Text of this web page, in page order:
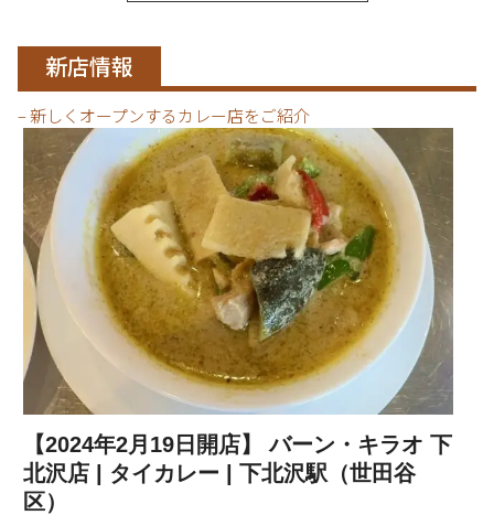
新店情報
– 新しくオープンするカレー店をご紹介
【2024年2月19日開店】 バーン・キラオ 下
北沢店 | タイカレー | 下北沢駅（世田谷
区）